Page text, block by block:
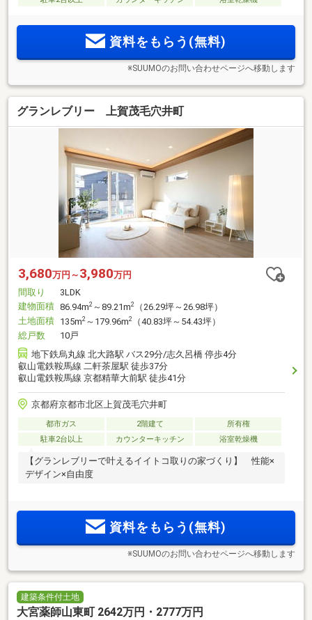
資料をもらう(無料)
※SUUMOのお問い合わせページへ移動します
グランレブリー 上賀茂毛穴井町
3,680万円～ 3,980万円
間取り
3LDK
建物面積 86.94m2 ～89.21m2
（26.29坪～26.98坪）
土地面積 135m2 ～179.96m2
（40.83坪～54.43坪）
総戸数
10戸
地下鉄烏丸線 北大路駅 バス29分/志久呂橋 停歩4分
叡山電鉄鞍馬線 二軒茶屋駅 徒歩37分
叡山電鉄鞍馬線 京都精華大前駅 徒歩41分
京都府京都市北区上賀茂毛穴井町
都市ガス 2階建て
所有権
駐車2台以上
カウンターキッチン 浴室乾燥機
【グランレブリーで叶えるイイトコ取りの家づくり】 性能×
デザイン×自由度
資料をもらう(無料)
※SUUMOのお問い合わせページへ移動します
建築条件付土地
大宮薬師山東町 2642万円・2777万円